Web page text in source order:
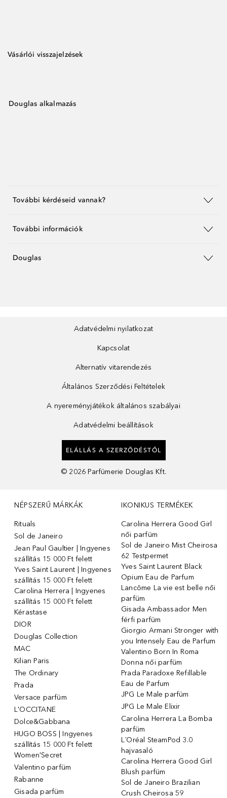
Vásárlói visszajelzések
Douglas alkalmazás
További kérdéseid vannak?
További információk
Douglas
Adatvédelmi nyilatkozat
Kapcsolat
Alternatív vitarendezés
Általános Szerződési Feltételek
A nyereményjátékok általános szabályai
Adatvédelmi beállítások
ELÁLLÁS A SZERZŐDÉSTŐL
© 2026 Parfümerie Douglas Kft.
NÉPSZERŰ MÁRKÁK
Rituals
Sol de Janeiro
Jean Paul Gaultier | Ingyenes
szállítás 15 000 Ft felett
Yves Saint Laurent | Ingyenes
szállítás 15 000 Ft felett
Carolina Herrera | Ingyenes
szállítás 15 000 Ft felett
Kérastase
DIOR
Douglas Collection
MAC
Kilian Paris
The Ordinary
Prada
Versace parfüm
L'OCCITANE
Dolce&Gabbana
HUGO BOSS | Ingyenes
szállítás 15 000 Ft felett
Women'Secret
Valentino parfüm
Rabanne
Gisada parfüm
IKONIKUS TERMÉKEK
Carolina Herrera Good Girl
női parfüm
Sol de Janeiro Mist Cheirosa
62 Testpermet
Yves Saint Laurent Black
Opium Eau de Parfum
Lancôme La vie est belle női
parfüm
Gisada Ambassador Men
férfi parfüm
Giorgio Armani Stronger with
you Intensely Eau de Parfum
Valentino Born In Roma
Donna női parfüm
Prada Paradoxe Refillable
Eau de Parfum
JPG Le Male parfüm
JPG Le Male Elixir
Carolina Herrera La Bomba
parfüm
L´Oréal SteamPod 3.0
hajvasaló
Carolina Herrera Good Girl
Blush parfüm
Sol de Janeiro Brazilian
Crush Cheirosa 59